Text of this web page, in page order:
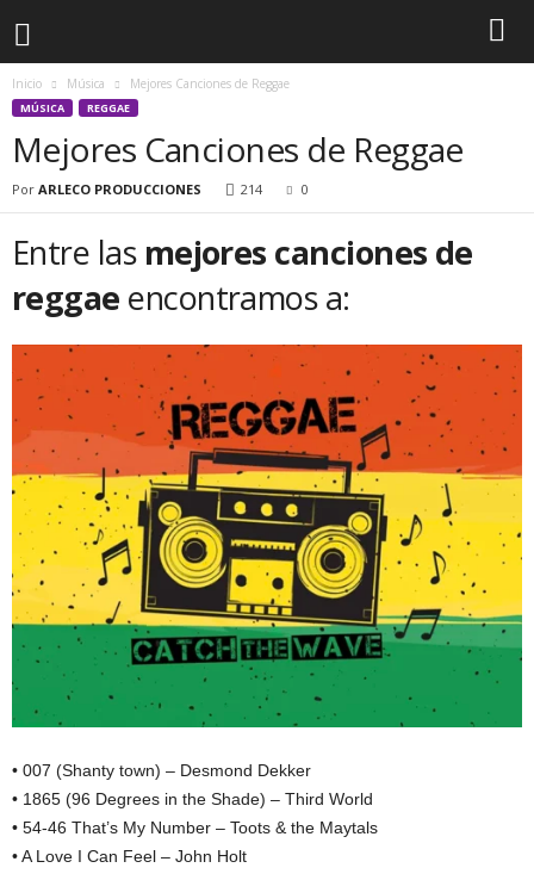
Inicio Música Mejores Canciones de Reggae
MÚSICA REGGAE
Mejores Canciones de Reggae
Por ARLECO PRODUCCIONES 214 0
Entre las mejores canciones de
reggae encontramos a:
• 007 (Shanty town) – Desmond Dekker
• 1865 (96 Degrees in the Shade) – Third World
• 54-46 That’s My Number – Toots & the Maytals
• A Love I Can Feel – John Holt